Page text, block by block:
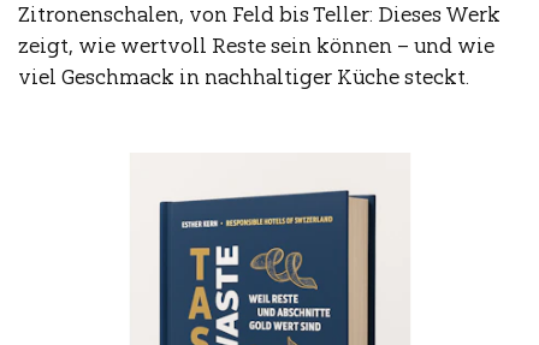
Zitronenschalen, von Feld bis Teller: Dieses Werk
zeigt, wie wertvoll Reste sein können – und wie
viel Geschmack in nachhaltiger Küche steckt.